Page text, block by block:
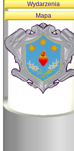
Wydarzenia
Mapa